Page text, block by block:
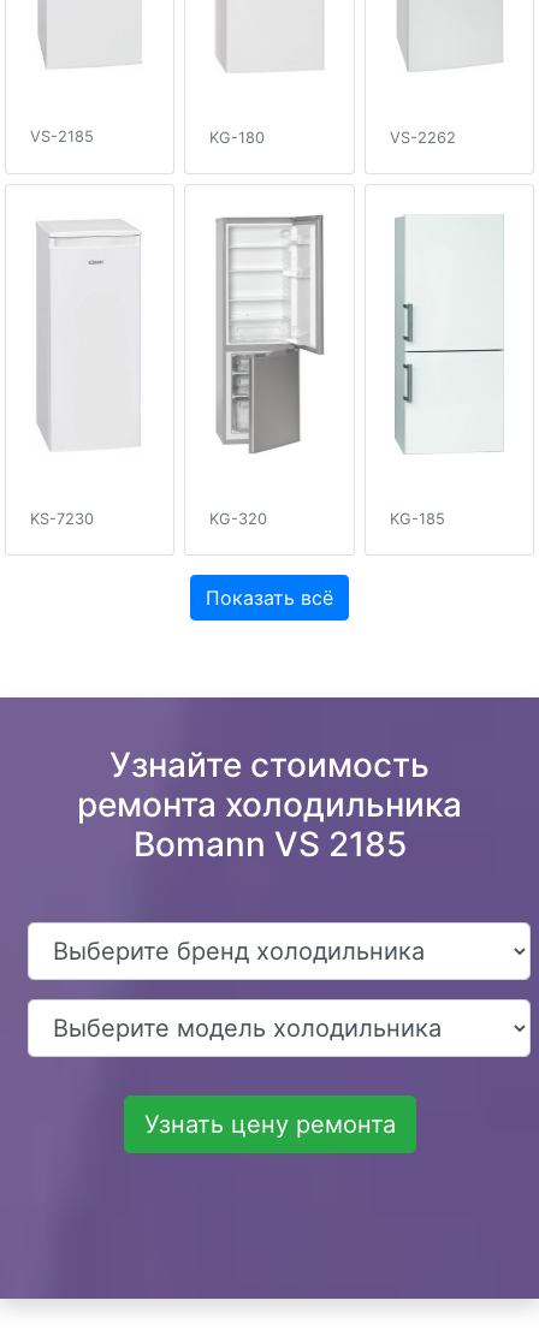
VS-2185 KG-180 VS-2262
KS-7230 KG-320 KG-185
Показать всё
Узнайте стоимость
ремонта холодильника
Bomann VS 2185
Узнать цену ремонта